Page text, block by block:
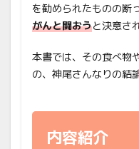
を勧められたものの断っ
がんと闘おうと決意さ
本書では、その食べ物
の、神尾さんなりの結
内容紹介